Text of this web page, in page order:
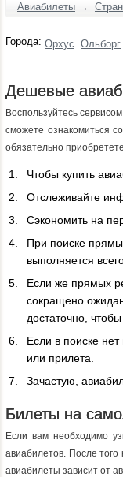
Авиабилеты →
Города: Орхус Ольборг
Дешевые
Воспользуйтесь
сможете ознакомиться
обязательно
Чтобы купить
Отслеживайте
Сэкономить на
При поиске
выполняется
Если же прямых
сокращено
достаточно,
Если в поиске
или прилета.
Зачастую,
Билеты на
Если вам необходимо
авиабилетов. После
авиабилеты зависит от